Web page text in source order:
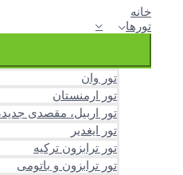
خانه
تورها
تور وان
تور ارمنستان
تور اربیل، مقصدی
تور ایغدیر
تور ترابزون ترکیه
تور ترابزون و باتومی